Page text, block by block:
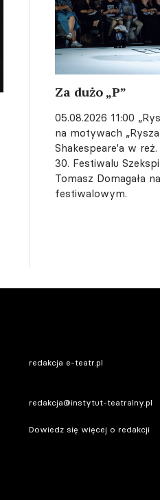
Za dużo „P”
05.08.2026 11:00
na motywach
Shakespeare'a w
30. Festiwalu
Tomasz Domagała
festiwalowym.
redakcja e-teatr.pl
redakcja@instytut-teatralny.pl
Dowiedz się więcej o redakcji